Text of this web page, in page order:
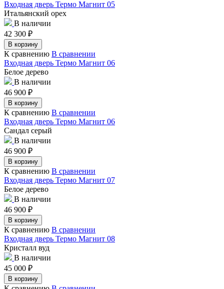
Входная дверь Термо Магнит 05
Итальянский орех
В наличии
42 300 ₽
В корзину
К сравнению В сравнении
Входная дверь Термо Магнит 06
Белое дерево
В наличии
46 900 ₽
В корзину
К сравнению В сравнении
Входная дверь Термо Магнит 06
Сандал серый
В наличии
46 900 ₽
В корзину
К сравнению В сравнении
Входная дверь Термо Магнит 07
Белое дерево
В наличии
46 900 ₽
В корзину
К сравнению В сравнении
Входная дверь Термо Магнит 08
Кристалл вуд
В наличии
45 000 ₽
В корзину